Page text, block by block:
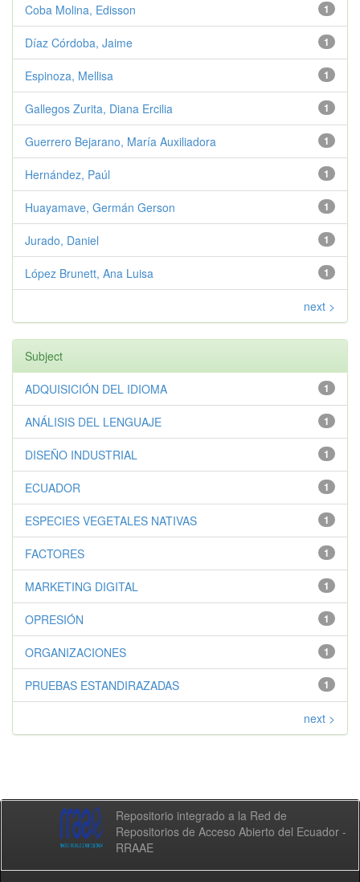
1
Coba Molina, Edisson
1
Díaz Córdoba, Jaime
1
Espinoza, Mellisa
1
Gallegos Zurita, Diana Ercilia
1
Guerrero Bejarano, María Auxiliadora
1
Hernández, Paúl
1
Huayamave, Germán Gerson
1
Jurado, Daniel
1
López Brunett, Ana Luisa
next >
Subject
1
ADQUISICIÓN DEL IDIOMA
1
ANÁLISIS DEL LENGUAJE
1
DISEÑO INDUSTRIAL
1
ECUADOR
1
ESPECIES VEGETALES NATIVAS
1
FACTORES
1
MARKETING DIGITAL
1
OPRESIÓN
1
ORGANIZACIONES
1
PRUEBAS ESTANDIRAZADAS
next >
Repositorio integrado a la Red de
Repositorios de Acceso Abierto del Ecuador -
RRAAE